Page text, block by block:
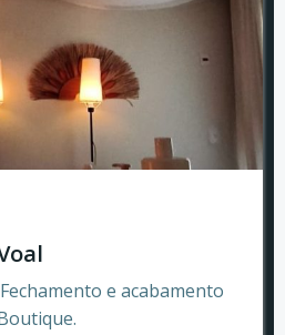
e acabamento